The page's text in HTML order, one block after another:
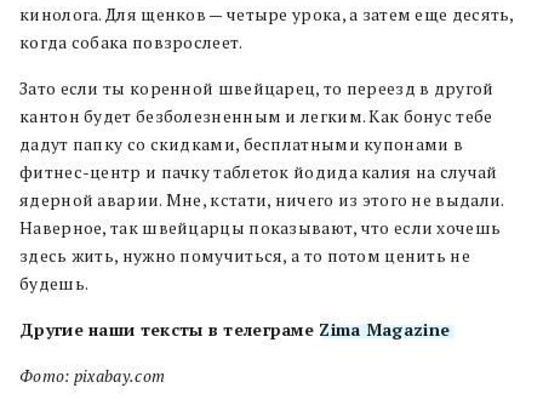
кинолога. Для щенков — четыре урока, а затем еще десять,
когда собака повзрослеет.
Зато если ты коренной швейцарец, то переезд в другой
кантон будет безболезненным и легким. Как бонус тебе
дадут папку со скидками, бесплатными купонами в
фитнес-центр и пачку таблеток йодида калия на случай
ядерной аварии. Мне, кстати, ничего из этого не выдали.
Наверное, так швейцарцы показывают, что если хочешь
здесь жить, нужно помучиться, а то потом ценить не
будешь.
Другие наши тексты в телеграме Zima Magazine.
Фото: pixabay.com